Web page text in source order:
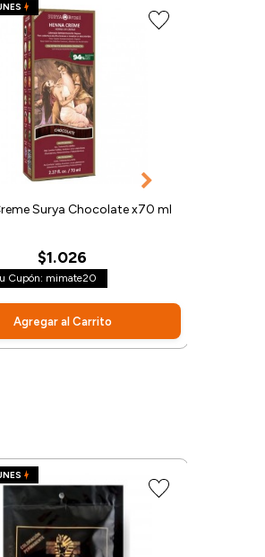
Surya Chocolate x70 ml
$1.026
Cupón: mimate20
Agregar al Carrito